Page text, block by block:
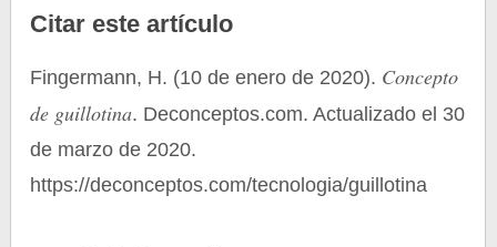
Citar este artículo
Fingermann, H. (10 de enero de 2020). Concepto
de guillotina. Deconceptos.com. Actualizado el 30
de marzo de 2020.
https://deconceptos.com/tecnologia/guillotina